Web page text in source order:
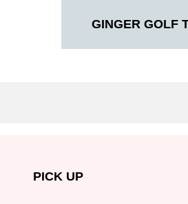
GINGER GOLF
PICK UP